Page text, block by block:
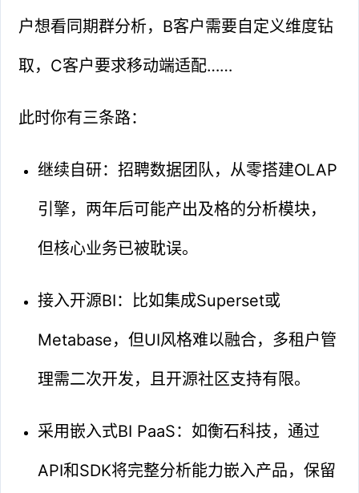
户想看同期群分析，B客户需要自定义维度钻
取，C客户要求移动端适配……
此时你有三条路：
继续自研：招聘数据团队，从零搭建OLAP
引擎，两年后可能产出及格的分析模块，
但核心业务已被耽误。
接入开源BI：比如集成Superset或
Metabase，但UI风格难以融合，多租户管
理需二次开发，且开源社区支持有限。
采用嵌入式BI PaaS：如衡石科技，通过
API和SDK将完整分析能力嵌入产品，保留